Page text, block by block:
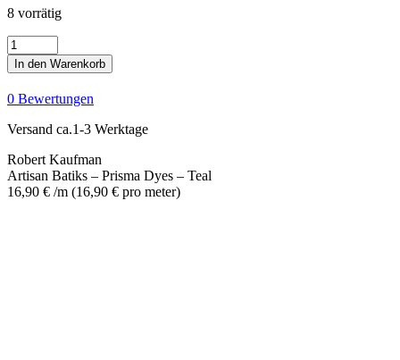
8 vorrätig
Artisan
Batiks
-
Prisma
Dyes
-
Teal
Menge
In den Warenkorb
0 Bewertungen
Versand ca.1-3 Werktage
Robert Kaufman
Artisan Batiks – Prisma Dyes – Teal
16,90 € /m (16,90 € pro meter)